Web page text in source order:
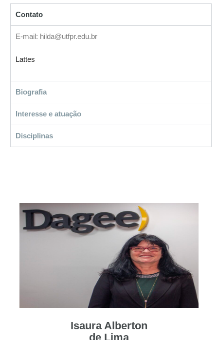
Contato
E-mail: hilda@utfpr.edu.br
Lattes
Biografia
Interesse e atuação
Disciplinas
Isaura Alberton
de Lima